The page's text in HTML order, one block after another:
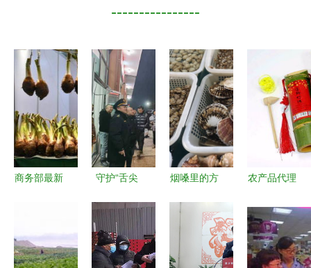
----------------
商务部最新
与生产资料
价格双双回
守护“舌尖
河北全省夜
查保春节放
心肉上市
烟嗓里的方
海吉星蔬菜
农产品代理
产品代理加
盟批发市
场,农产品